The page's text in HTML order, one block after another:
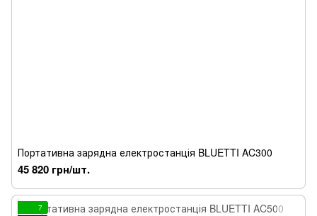
Портативна зарядна електростанція BLUETTI AC300
45 820 грн/шт.
7